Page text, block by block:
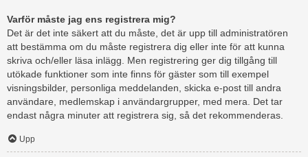
Varför måste jag ens registrera mig?
Det är det inte säkert att du måste, det är upp till administratören
att bestämma om du måste registrera dig eller inte för att kunna
skriva och/eller läsa inlägg. Men registrering ger dig tillgång till
utökade funktioner som inte finns för gäster som till exempel
visningsbilder, personliga meddelanden, skicka e-post till andra
användare, medlemskap i användargrupper, med mera. Det tar
endast några minuter att registrera sig, så det rekommenderas.
Upp